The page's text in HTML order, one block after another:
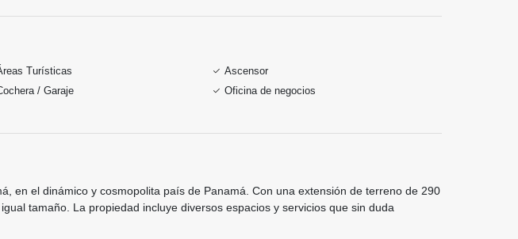
Turísticas
Ascensor
/ Garaje
Oficina de negocios
en el dinámico y cosmopolita país de Panamá. Con una extensión de terreno de 290
tamaño. La propiedad incluye diversos espacios y servicios que sin duda